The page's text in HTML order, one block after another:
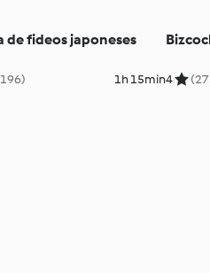
de fideos japoneses
1h 15min4